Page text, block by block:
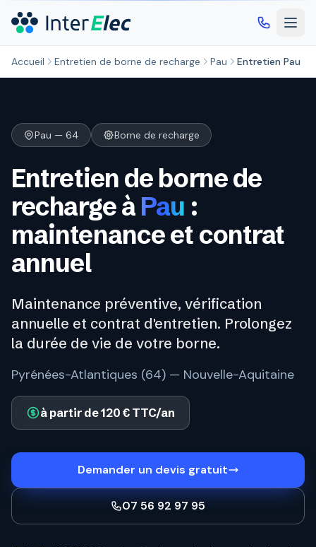
Accueil Entretien de borne de recharge Pau Entretien Pau
Pau — 64 Borne de recharge
Entretien de borne de
recharge à Pau :
maintenance et contrat
annuel
Maintenance préventive, vérification
annuelle et contrat d'entretien. Prolongez
la durée de vie de votre borne.
Pyrénées-Atlantiques (64) — Nouvelle-Aquitaine
à partir de 120 € TTC/an
Demander un devis gratuit
07 56 92 97 95